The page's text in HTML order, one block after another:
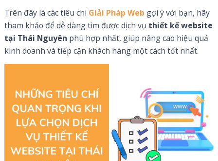
Trên đây là các tiêu chíGiải Pháp Web gợi ý với bạn, hãy
tham khảo để dễ dàng tìm được dịch vụ thiết kế website
tại Thái Nguyên phù hợp nhất, giúp nâng cao hiệu quả
kinh doanh và tiếp cận khách hàng một cách tốt nhất.